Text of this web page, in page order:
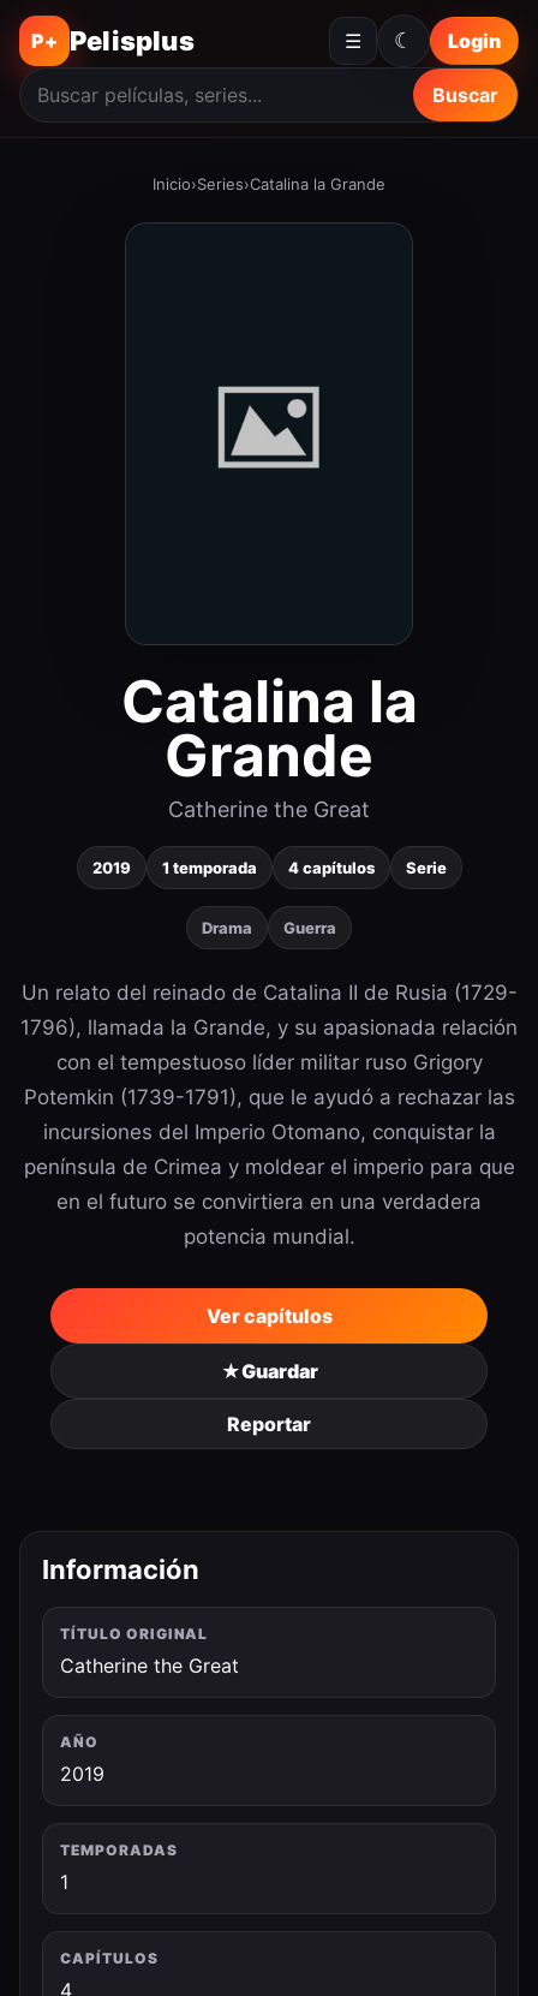
P+ Pelisplus ☰
Buscar
Login
☾
Inicio›Series›Catalina la Grande
Catalina la
Grande
Catherine the Great
2019 1 temporada 4 capítulos Serie
Drama Guerra
Un relato del reinado de Catalina II de Rusia (1729-
1796), llamada la Grande, y su apasionada relación
con el tempestuoso líder militar ruso Grigory
Potemkin (1739-1791), que le ayudó a rechazar las
incursiones del Imperio Otomano, conquistar la
península de Crimea y moldear el imperio para que
en el futuro se convirtiera en una verdadera
potencia mundial.
Ver capítulos
★Guardar
Reportar
Información
TÍTULO ORIGINAL
Catherine the Great
AÑO
2019
TEMPORADAS
1
CAPÍTULOS
4